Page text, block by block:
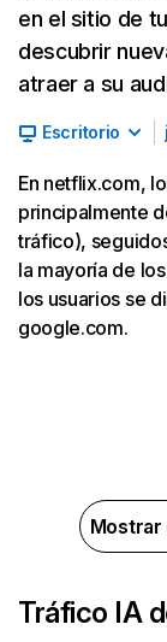
en el sitio de
descubrir
atraer a su
Escritorio
En netflix.com,
principalmente
tráfico),
la mayoría de
los usuarios se
google.com.
Tráfico IA